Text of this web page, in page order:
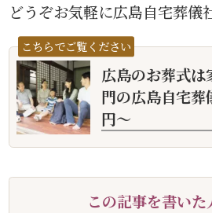
どうぞお気軽に広島自宅葬儀
こちらでご覧ください
広島のお葬式
門の広島自宅
円〜
この記事を書いた